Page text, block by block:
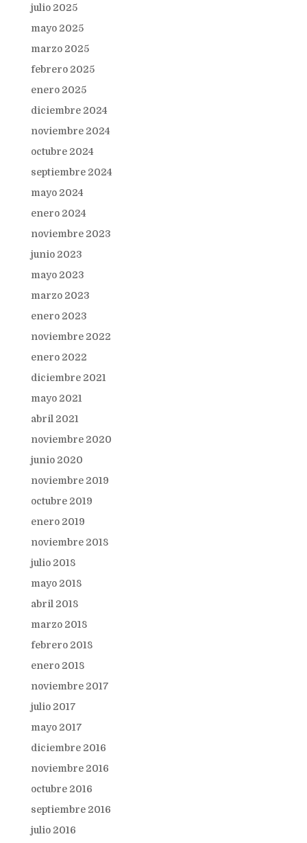
julio 2025
mayo 2025
marzo 2025
febrero 2025
enero 2025
diciembre 2024
noviembre 2024
octubre 2024
septiembre 2024
mayo 2024
enero 2024
noviembre 2023
junio 2023
mayo 2023
marzo 2023
enero 2023
noviembre 2022
enero 2022
diciembre 2021
mayo 2021
abril 2021
noviembre 2020
junio 2020
noviembre 2019
octubre 2019
enero 2019
noviembre 2018
julio 2018
mayo 2018
abril 2018
marzo 2018
febrero 2018
enero 2018
noviembre 2017
julio 2017
mayo 2017
diciembre 2016
noviembre 2016
octubre 2016
septiembre 2016
julio 2016